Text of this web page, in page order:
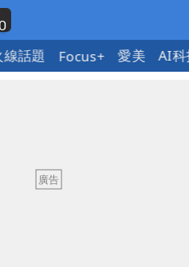
線話題 Focus+ 愛美 AI科